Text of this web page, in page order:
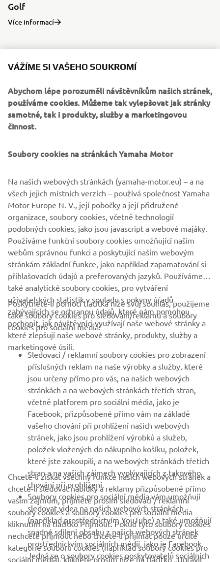
Golf
Více informací
YAMATRACK
The Most Advanced Course Management System.
MORE INFORMATION
FIREMNÍ
B2B
VÍCE YAMAHA
PODPORA
ZPRAVODAJ
Získejte jako první informace o nejnovějších nabídkách,
speciálních akcích, nových verzích a mnoho dalšího
PŘIHLÁSIT SE K ODBĚRU
Přečtěte si naše Zásady ochrany osobních údajů a zjistěte, jak
zpracováváme vaše osobní údaje:Zásady ochrany osobních údajů
VÁŽÍME SI VAŠEHO SOUKROMÍ
Abychom lépe porozuměli návštěvníkům našich stránek,
používáme cookies. Můžeme tak vylepšovat jak stránky
samotné, tak i produkty, služby a marketingovou
činnost.
Soubory cookies na stránkách Yamaha Motor
Na našich webových stránkách (yamaha-motor.eu) – a na
všech jejich místních verzích – používá společnost Yamaha
Motor Europe N. V., její pobočky a její přidružené
organizace, soubory cookies, včetně technologií
podobných cookies, jako jsou javascript a webové majáky.
Používáme funkční soubory cookies umožňující našim
webům správnou funkci a poskytující našim webovým
stránkám základní funkce, jako například zapamatování si
přihlašovacích údajů a preferovaných jazyků. Používáme
také analytické soubory cookies, pro vytváření
uživatelských statistik v souladu s pokyny úřadů
zabývajících se ochranou údajů, které nám pomohou
pochopit, jak návštěvníci využívají naše webové stránky a
které zlepšují naše webové stránky, produkty, služby a
marketingové úsilí.
Poskytnete-li pomocí tlačítka níže svůj souhlas, použijeme
také soubory cookies pro sledování/reklamu a soubory
cookies pro sociální média:
Sledovací / reklamní soubory cookies pro zobrazení
příslušných reklam na naše výrobky a služby, které
jsou určeny přímo pro vás, na našich webových
stránkách a na webových stránkách třetích stran,
včetně platforem pro sociální média, jako je
Facebook, přizpůsobené přímo vám na základě
vašeho chování při prohlížení našich webových
stránek, jako jsou prohlížení výrobků a služeb,
položek vložených do nákupního košíku, položek,
které jste zakoupili, a na webových stránkách třetích
stran a na vašich zájmech vyplývajících z takového
chování při prohlížení.
Soubory cookies pro sociální média vám umožňují
sledovat videa na našich webových stránkách
(například prostřednictvím YouTube) a také umožňují
snadné sdílení obsahu z našich webových stránek
prostřednictvím sociálních médií, jako je Facebook.
Jedná se o soubory cookies poskytovatelů sociálních
Chcete-li získat všechny funkce našich webových stránek a
chcete-li sledovat nabídky a reklamy přizpůsobené přímo
vašim zájmům, přijměte prosím sledovací / reklamní
soubory cookies a soubory cookies pro sociální média
kliknutím na tlačítko Přijmout. Pokud tyto soubory cookies
nechcete přijmout nebo chcete-li přijímat pouze určité
kategorie souborů cookies (například soubory cookies pro
sociální média), klikněte prosím níže na tlačítko „Upravit